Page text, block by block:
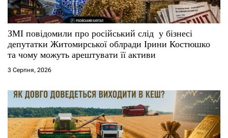
и
с
і
ЗМІ повідомили про російський слід у бізнесі
депутатки Житомирської облради Ірини Костюшко
та чому можуть арештувати її активи
3 Серпня, 2026